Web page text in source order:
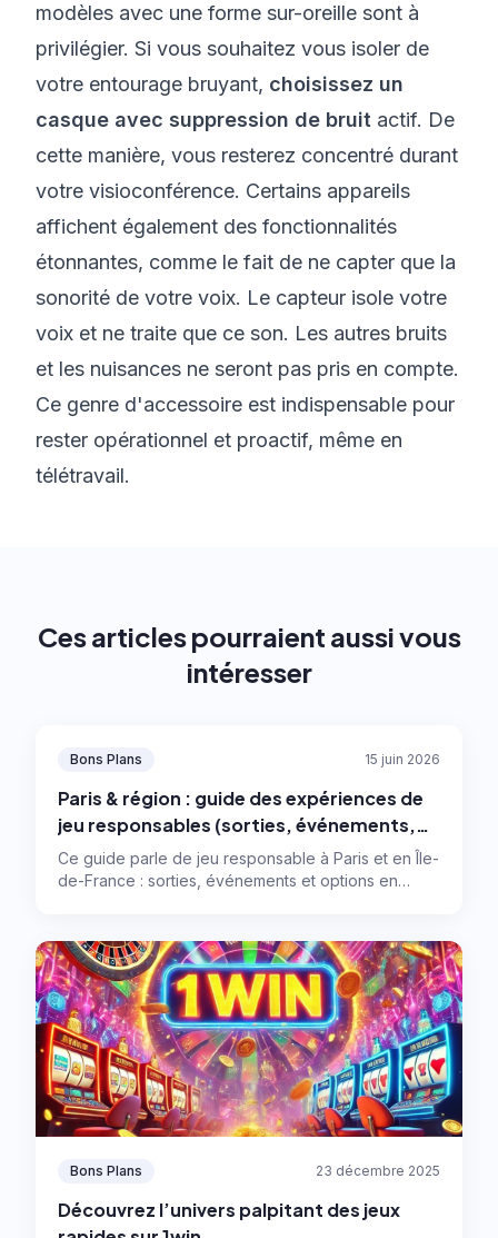
modèles avec une forme sur-oreille sont à
privilégier. Si vous souhaitez vous isoler de
votre entourage bruyant, choisissez un
casque avec suppression de bruit actif. De
cette manière, vous resterez concentré durant
votre visioconférence. Certains appareils
affichent également des fonctionnalités
étonnantes, comme le fait de ne capter que la
sonorité de votre voix. Le capteur isole votre
voix et ne traite que ce son. Les autres bruits
et les nuisances ne seront pas pris en compte.
Ce genre d'accessoire est indispensable pour
rester opérationnel et proactif, même en
télétravail.
Ces articles pourraient aussi vous
intéresser
Bons Plans 15 juin 2026
Paris & région : guide des expériences de
jeu responsables (sorties, événements,
numérique)
Ce guide parle de jeu responsable à Paris et en Île-
de-France : sorties, événements et options en
Bons Plans 23 décembre 2025
Découvrez l’univers palpitant des jeux